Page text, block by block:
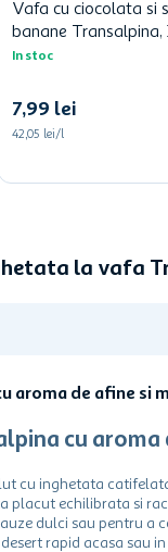
Vafa cu ciocolata si
banane Transalpina,
In stoc
7,99 lei
42,05 lei/l
la vafa
aroma de afine si
cu aroma
cu inghetata
placut echilibrata si
dulci sau pentru a
rapid acasa sau